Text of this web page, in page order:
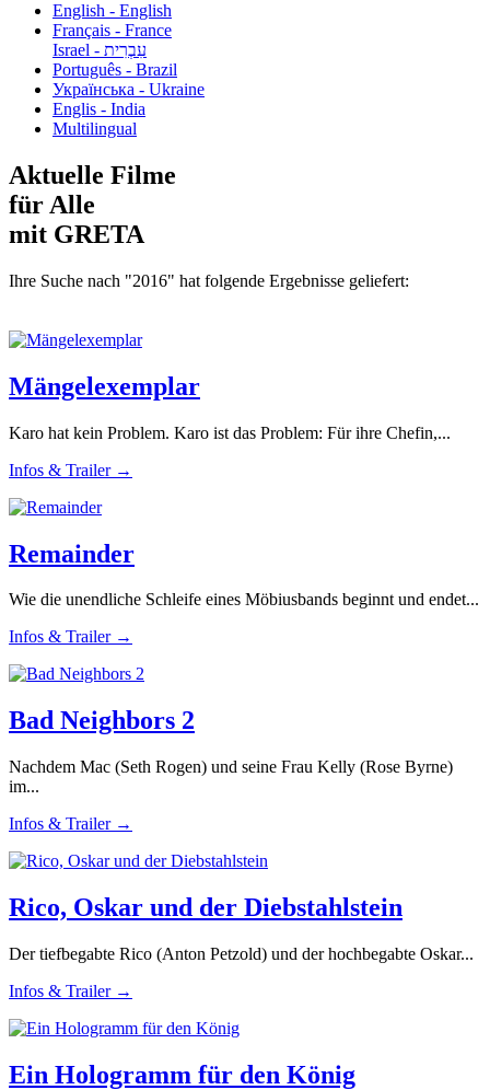
English - English
Français - France
עִבְרִית - Israel
Português - Brazil
Українська - Ukraine
Englis - India
Multilingual
Aktuelle Filme
für Alle
mit GRETA
Ihre Suche nach "2016" hat folgende Ergebnisse geliefert:
Mängelexemplar
Karo hat kein Problem. Karo ist das Problem: Für ihre Chefin,...
Infos & Trailer →
Remainder
Wie die unendliche Schleife eines Möbiusbands beginnt und endet...
Infos & Trailer →
Bad Neighbors 2
Nachdem Mac (Seth Rogen) und seine Frau Kelly (Rose Byrne)
im...
Infos & Trailer →
Rico, Oskar und der Diebstahlstein
Der tiefbegabte Rico (Anton Petzold) und der hochbegabte Oskar...
Infos & Trailer →
Ein Hologramm für den König